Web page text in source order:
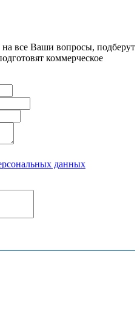
все Ваши вопросы, подберут
коммерческое
данных